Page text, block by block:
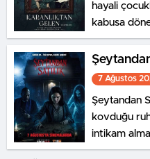
hayali
kabusa
ediyor.
7 Ağustos
Şeytandan
kovduğu
intikam
bir şeytan